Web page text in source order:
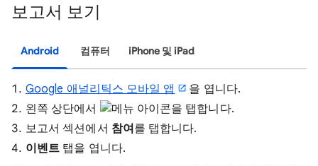
보고서 보기
Android 컴퓨터 iPhone 및 iPad
Google 애널리틱스 모바일 앱
을 엽니다.
왼쪽 상단에서
아이콘을 탭합니다.
보고서 섹션에서 참여 를 탭합니다.
이벤트 탭을 엽니다.